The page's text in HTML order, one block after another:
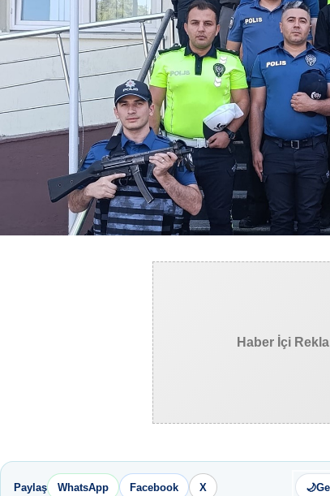
Haber İçi
Paylaş WhatsApp Facebook X 🌙